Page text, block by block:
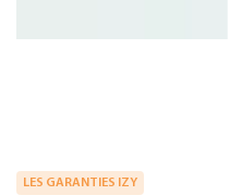
LES GARANTIES IZY